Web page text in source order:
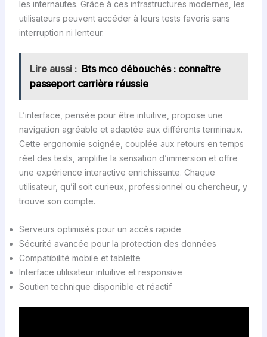
les internautes. Grâce à ces infrastructures modernes, les
utilisateurs peuvent accéder à leurs tests favoris sans
interruption ni lenteur.
Lire aussi : Bts mco débouchés : connaître
passeport carrière réussie
L’interface, pensée pour être intuitive, propose une
navigation agréable et adaptée aux différents terminaux.
Cette ergonomie soignée, couplée aux retours en temps
réel des tests, amplifie la sensation d’immersion et offre
une expérience interactive enrichissante. Chaque
utilisateur, qu’il soit curieux, professionnel ou chercheur, y
trouve son compte.
Serveurs optimisés pour un accès rapide
Sécurité avancée pour la protection des données
Compatibilité mobile et tablette
Interface utilisateur intuitive et responsive
Soutien technique disponible et réactif